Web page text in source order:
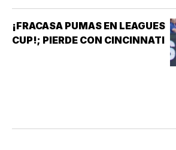
¡FRACASA PUMAS EN LEAGUES
CUP!; PIERDE CON CINCINNATI